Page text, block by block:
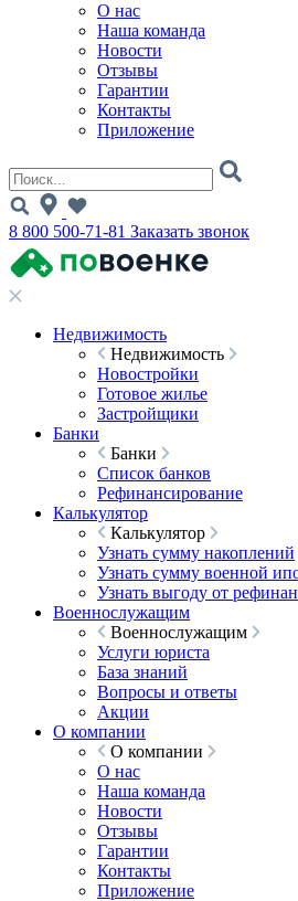
О нас
Наша команда
Новости
Отзывы
Гарантии
Контакты
Приложение
8 800 500-71-81 Заказать звонок
Недвижимость
Недвижимость
Новостройки
Готовое жилье
Застройщики
Банки
Банки
Список банков
Рефинансирование
Калькулятор
Калькулятор
Узнать сумму накоплений
Узнать сумму военной
Узнать выгоду от
Военнослужащим
Военнослужащим
Услуги юриста
База знаний
Вопросы и ответы
Акции
О компании
О компании
О нас
Наша команда
Новости
Отзывы
Гарантии
Контакты
Приложение